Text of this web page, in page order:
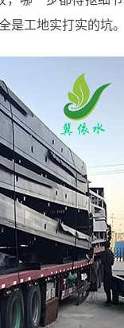
是工地实打实的坑。